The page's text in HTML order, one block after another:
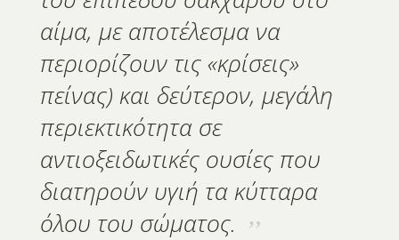
αίμα, με αποτέλεσμα να
περιορίζουν τις «κρίσεις»
πείνας) και δεύτερον, μεγάλη
περιεκτικότητα σε
αντιοξειδωτικές ουσίες που
διατηρούν υγιή τα κύτταρα
όλου του σώματος.